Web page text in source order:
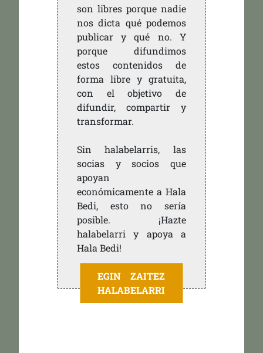
son libres porque nadie
nos dicta qué podemos
publicar y qué no. Y
porque difundimos
estos contenidos de
forma libre y gratuita,
con el objetivo de
difundir, compartir y
transformar.
Sin halabelarris, las
socias y socios que
apoyan
económicamente a Hala
Bedi, esto no sería
posible. ¡Hazte
halabelarri y apoya a
Hala Bedi!
EGIN ZAITEZ
HALABELARRI